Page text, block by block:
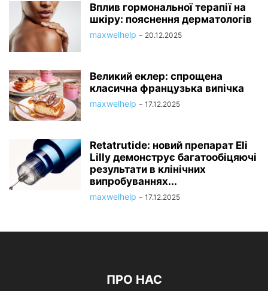
Вплив гормональної терапії на
шкіру: пояснення дерматологів
maxwelhelp - 20.12.2025
Великий еклер: спрощена
класична французька випічка
maxwelhelp - 17.12.2025
Retatrutide: новий препарат Eli
Lilly демонструє багатообіцяючі
результати в клінічних
випробуваннях...
maxwelhelp - 17.12.2025
ПРО НАС